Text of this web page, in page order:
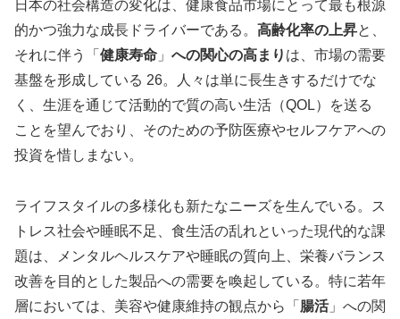
日本の社会構造の変化は、健康食品市場にとって最も根源
的かつ強力な成長ドライバーである。 高齢化率の上昇と、
それに伴う「 健康寿命 」 への関心の高まり は、市場の需要
基盤を形成している 26。人々は単に長生きするだけでな
く、生涯を通じて活動的で質の高い生活（QOL）を送る
ことを望んでおり、そのための予防医療やセルフケアへの
投資を惜しまない。
ライフスタイルの多様化も新たなニーズを生んでいる。ス
トレス社会や睡眠不足、食生活の乱れといった現代的な課
題は、メンタルヘルスケアや睡眠の質向上、栄養バランス
改善を目的とした製品への需要を喚起している。特に若年
層においては、美容や健康維持の観点から「 腸活」への関